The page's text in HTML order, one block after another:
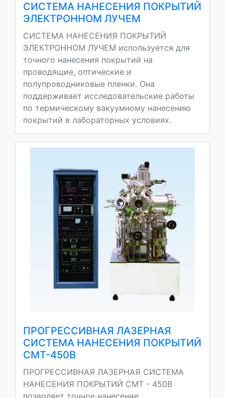
СИСТЕМА НАНЕСЕНИЯ ПОКРЫТИЙ
ЭЛЕКТРОННОМ ЛУЧЕМ
СИСТЕМА НАНЕСЕНИЯ ПОКРЫТИЙ
ЭЛЕКТРОННОМ ЛУЧЕМ используется для
точного нанесения покрытий на
проводящие, оптические и
полупроводниковые пленки. Она
поддерживает исследовательские работы
по термическому вакуумному нанесению
покрытий в лабораторных условиях.
ПРОГРЕССИВНАЯ ЛАЗЕРНАЯ
СИСТЕМА НАНЕСЕНИЯ ПОКРЫТИЙ
CMT-450B
ПРОГРЕССИВНАЯ ЛАЗЕРНАЯ СИСТЕМА
НАНЕСЕНИЯ ПОКРЫТИЙ CMT - 450B
позволяет точное нанесение